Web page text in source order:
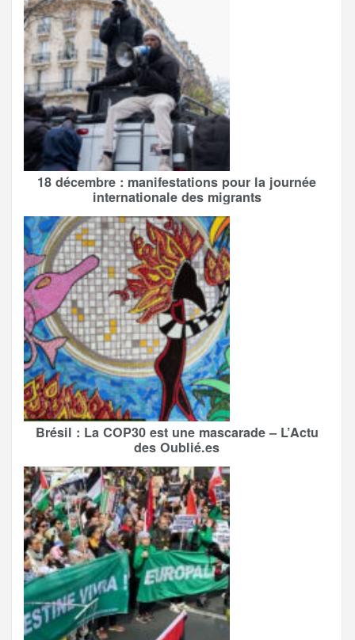
18 décembre : manifestations pour la journée
internationale des migrants
Brésil : La COP30 est une mascarade – L’Actu
des Oublié.es